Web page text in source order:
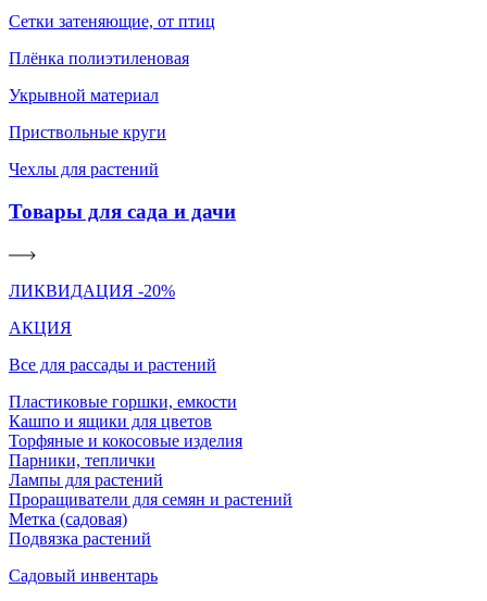
Сетки затеняющие, от птиц
Плёнка полиэтиленовая
Укрывной материал
Приствольные круги
Чехлы для растений
Товары для сада и дачи
ЛИКВИДАЦИЯ -20%
АКЦИЯ
Все для рассады и растений
Пластиковые горшки, емкости
Кашпо и ящики для цветов
Торфяные и кокосовые изделия
Парники, теплички
Лампы для растений
Проращиватели для семян и растений
Метка (садовая)
Подвязка растений
Садовый инвентарь